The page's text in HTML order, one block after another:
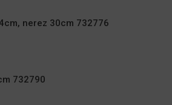
nerez 30cm 732776
732790